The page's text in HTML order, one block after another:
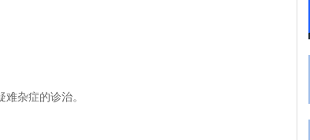
杂症的诊治。